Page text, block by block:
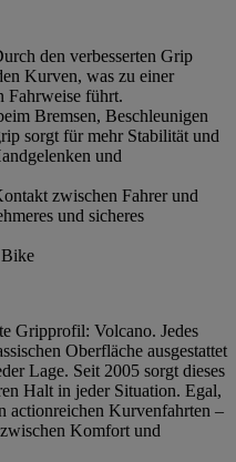
den verbesserten Grip
Kurven, was zu einer
Fahrweise führt.
Bremsen, Beschleunigen
sorgt für mehr Stabilität und
und
zwischen Fahrer und
und sicheres
Bike
Gripprofil: Volcano. Jedes
Oberfläche ausgestattet
Lage. Seit 2005 sorgt dieses
Halt in jeder Situation. Egal,
actionreichen Kurvenfahrten –
Komfort und